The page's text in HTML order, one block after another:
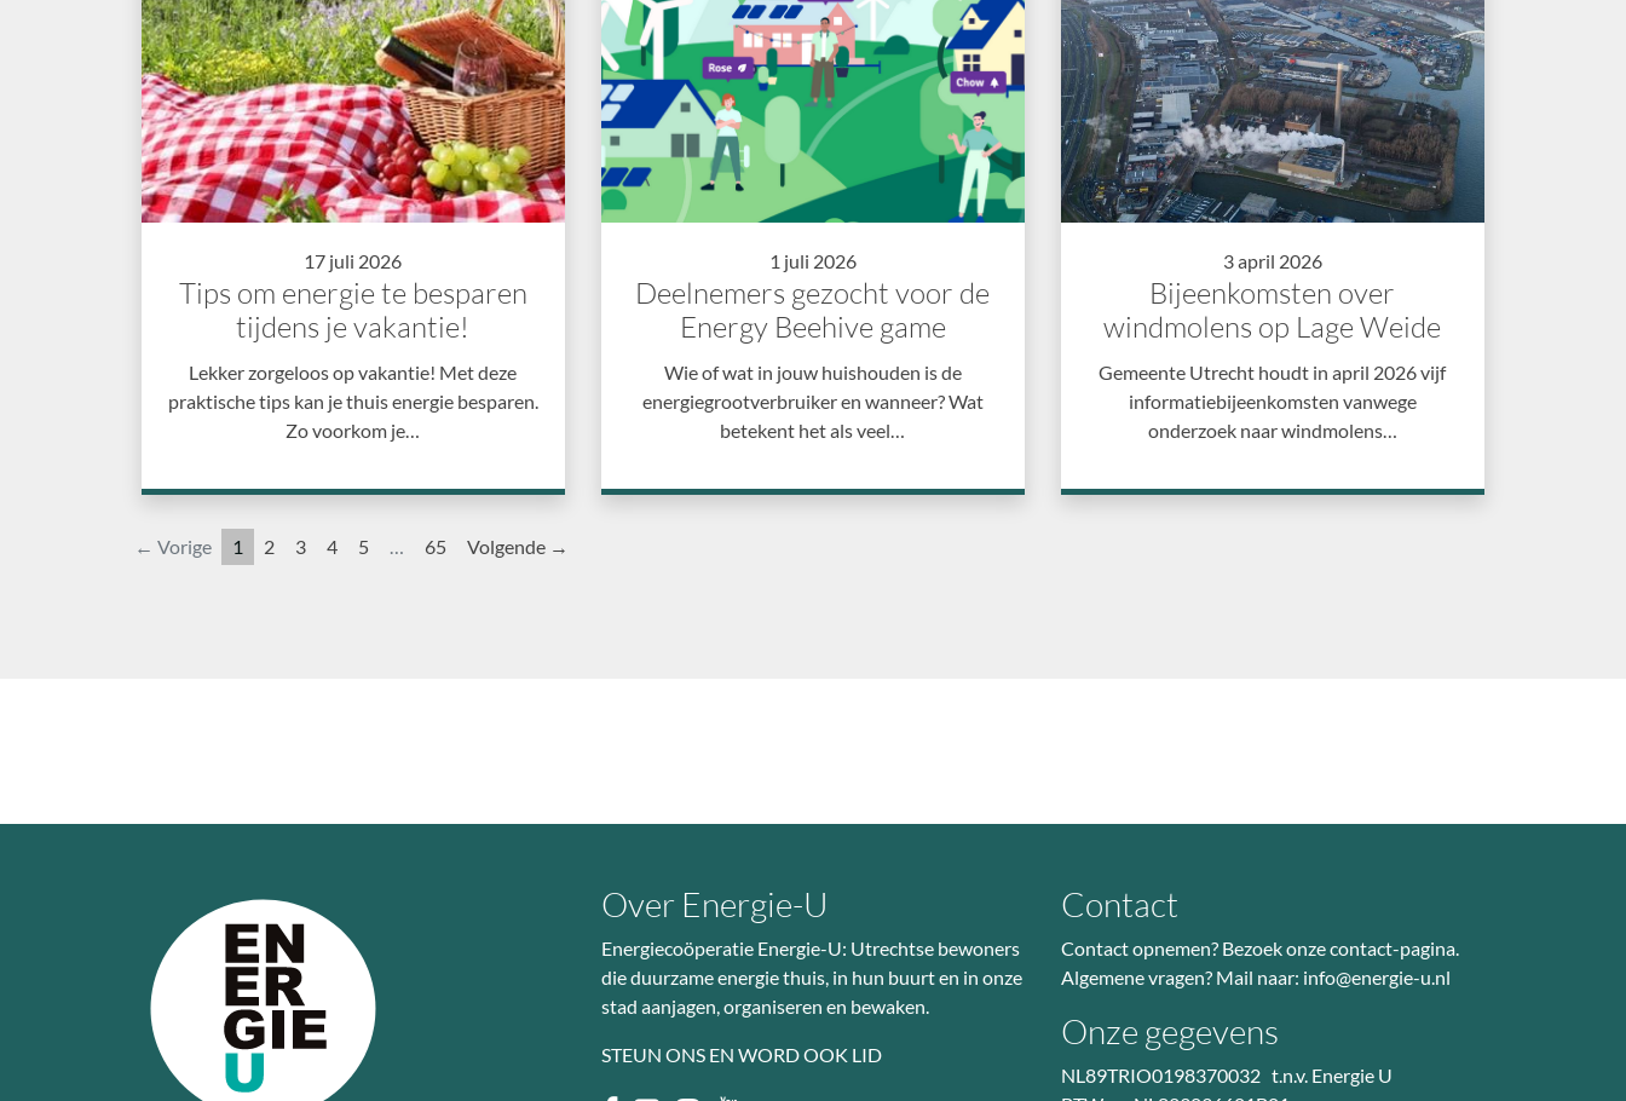
17 juli 2026
Tips om energie te besparen
tijdens je vakantie!
Lekker zorgeloos op vakantie! Met deze
praktische tips kan je thuis energie besparen.
Zo voorkom je…
1 juli 2026
Deelnemers gezocht voor de
Energy Beehive game
Wie of wat in jouw huishouden is de
energiegrootverbruiker en wanneer? Wat
betekent het als veel…
3 april 2026
Bijeenkomsten over
windmolens op Lage Weide
Gemeente Utrecht houdt in april 2026 vijf
informatiebijeenkomsten vanwege
onderzoek naar windmolens…
← Vorige 1 2 3 4 5 … 65 Volgende →
Over Energie-U
Energiecoöperatie Energie-U: Utrechtse bewoners
die duurzame energie thuis, in hun buurt en in onze
stad aanjagen, organiseren en bewaken.
STEUN ONS EN WORD OOK LID
Contact
Contact opnemen? Bezoekonze contact-pagina.
Algemene vragen? Mail naar: info@energie-u.nl
Onze gegevens
NL89TRIO0198370032 t.n.v. Energie U